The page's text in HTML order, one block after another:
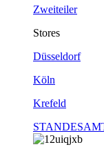
Zweiteiler
Stores
Düsseldorf
Köln
Krefeld